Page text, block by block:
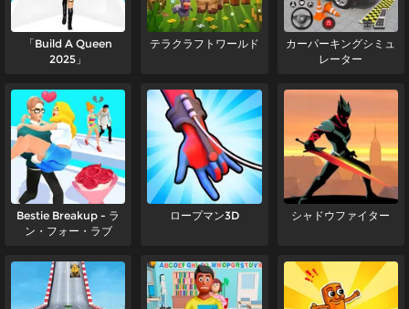
「Build A Queen
2025」
テラクラフトワールド
カーパーキングシミュ
レーター
Bestie Breakup - ラ
ン・フォー・ラブ
ロープマン3D シャドウファイター